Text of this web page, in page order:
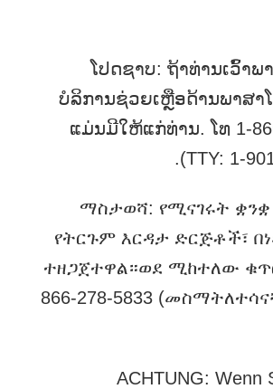
ໂປດຊາບ: ຖ້າທ່ານເວົ້າພ
ບໍລິການຊ່ວຍເຫຼືອດ້ານພາສາ
ແມ່ນມີໃຫ້​ແກ່ທ່ານ. ໂທ 1-
(TTY: 1-
ማስታወሻ: የሚናገሩት ቋንቋ
የትርጉም እርዳታ ድርጅቶች፣
ተዘጋጀተዋል።ወደ ሚከተለው
866-278-5833
ACHTUNG: Wenn